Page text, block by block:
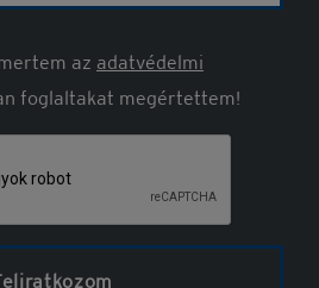
az adatvédelmi
foglaltakat megértettem!